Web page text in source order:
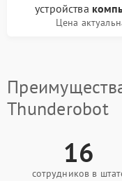
устройства
Цена
Thunderobot
16
сотрудников в